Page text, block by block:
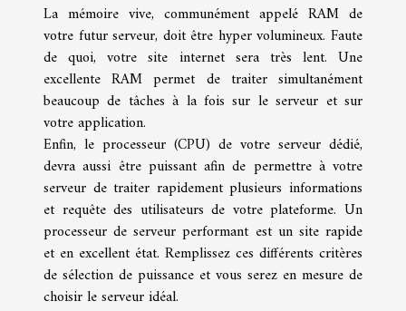
La mémoire vive, communément appelé RAM de
votre futur serveur, doit être hyper volumineux. Faute
de quoi, votre site internet sera très lent. Une
excellente RAM permet de traiter simultanément
beaucoup de tâches à la fois sur le serveur et sur
votre application.
Enfin, le processeur (CPU) de votre serveur dédié,
devra aussi être puissant afin de permettre à votre
serveur de traiter rapidement plusieurs informations
et requête des utilisateurs de votre plateforme. Un
processeur de serveur performant est un site rapide
et en excellent état. Remplissez ces différents critères
de sélection de puissance et vous serez en mesure de
choisir le serveur idéal.